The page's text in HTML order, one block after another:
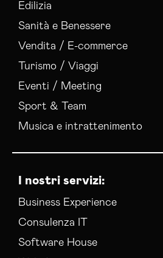
Edilizia
Sanità e Benessere
Vendita / E-commerce
Turismo / Viaggi
Eventi / Meeting
Sport & Team
Musica e intrattenimento
I nostri servizi:
Business Experience
Consulenza IT
Software House